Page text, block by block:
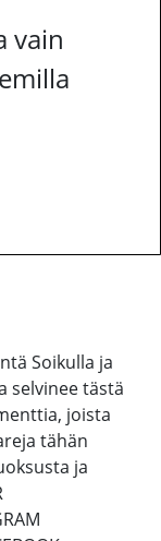
vain
Soikulla ja
selvinee tästä
joista
tähän
ja